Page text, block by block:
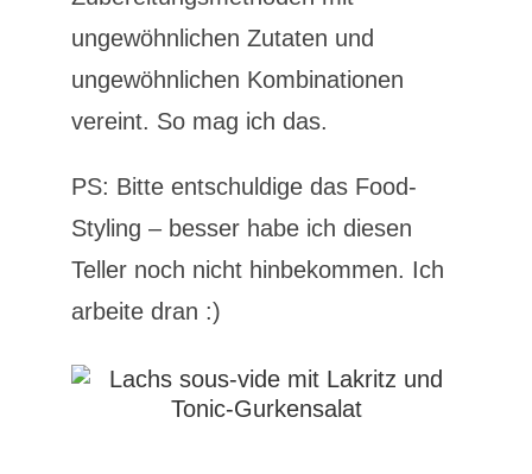
ungewöhnlichen Zutaten und
ungewöhnlichen Kombinationen
vereint. So mag ich das.
PS: Bitte entschuldige das Food-
Styling – besser habe ich diesen
Teller noch nicht hinbekommen. Ich
arbeite dran :)